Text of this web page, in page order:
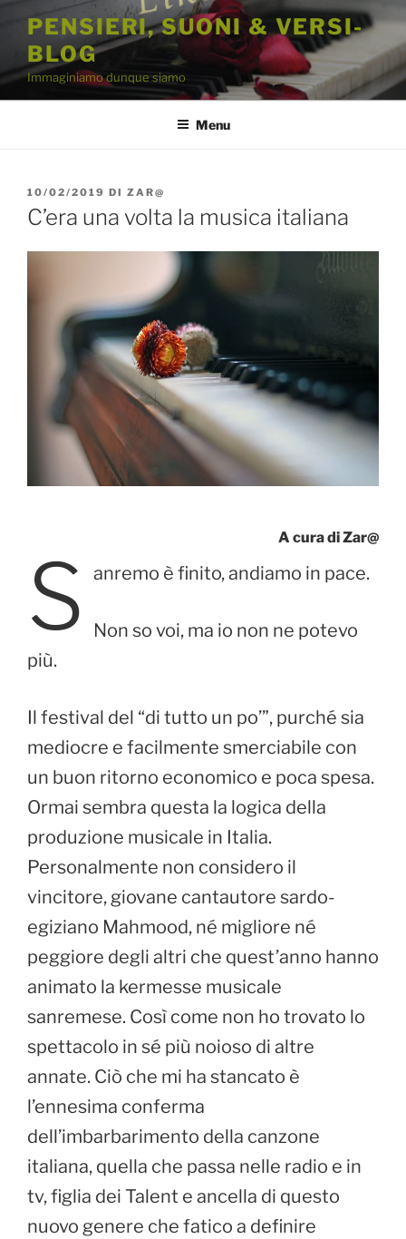
contenuto
PENSIERI, SUONI & VERSI-
BLOG
Immaginiamo dunque siamo
Menu
PUBBLICATO
IL
10/02/2019 DI ZAR@
C’era una volta la musica italiana
A cura di Zar@
S anremo è finito, andiamo in pace.
Non so voi, ma io non ne potevo
più.
Il festival del “di tutto un po’”, purché sia
mediocre e facilmente smerciabile con
un buon ritorno economico e poca spesa.
Ormai sembra questa la logica della
produzione musicale in Italia.
Personalmente non considero il
vincitore, giovane cantautore sardo-
egiziano Mahmood, né migliore né
peggiore degli altri che quest’anno hanno
animato la kermesse musicale
sanremese. Così come non ho trovato lo
spettacolo in sé più noioso di altre
annate. Ciò che mi ha stancato è
l’ennesima conferma
dell’imbarbarimento della canzone
italiana, quella che passa nelle radio e in
tv, figlia dei Talent e ancella di questo
nuovo genere che fatico a definire